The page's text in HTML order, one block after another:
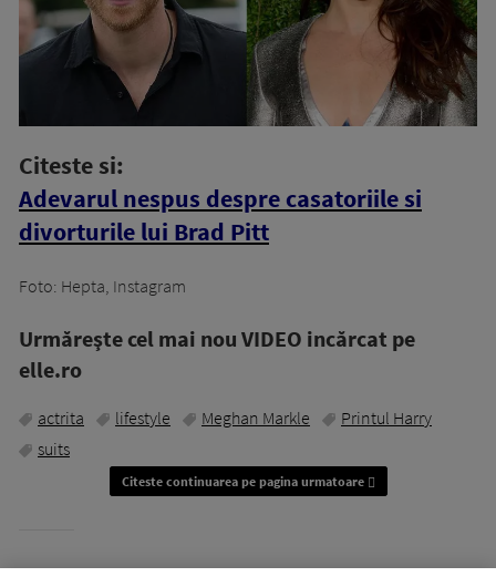
Citeste si:
Adevarul nespus despre casatoriile si
divorturile lui Brad Pitt
Foto: Hepta, Instagram
Urmăreşte cel mai nou VIDEO incărcat pe
elle.ro
actrita lifestyle Meghan Markle
Printul Harry
suits
Citeste continuarea pe pagina urmatoare